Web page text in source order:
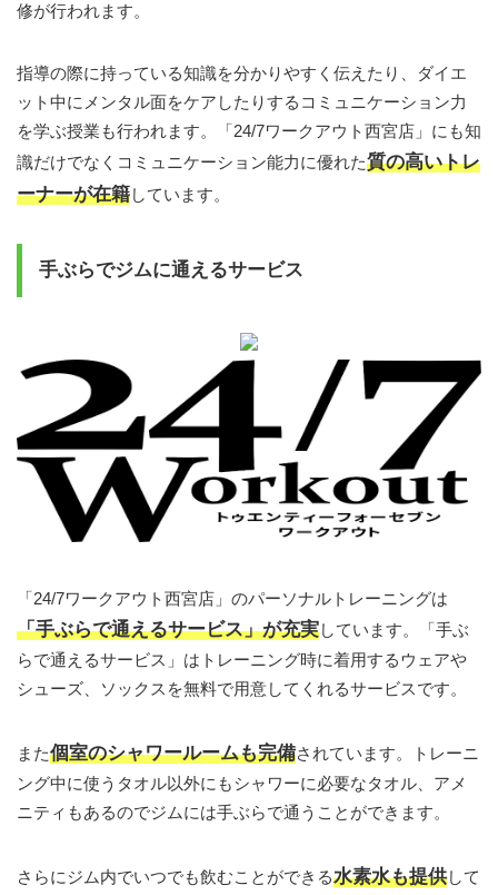
修が行われます。
指導の際に持っている知識を分かりやすく伝えたり、ダイエ
ット中にメンタル面をケアしたりするコミュニケーション力
を学ぶ授業も行われます。「24/7ワークアウト西宮店」にも知
識だけでなくコミュニケーション能力に優れた質の高いトレ
ーナーが在籍しています。
手ぶらでジムに通えるサービス
「24/7ワークアウト西宮店」のパーソナルトレーニングは
「手ぶらで通えるサービス」が充実しています。「手ぶ
らで通えるサービス」はトレーニング時に着用するウェアや
シューズ、ソックスを無料で用意してくれるサービスです。
また個室のシャワールームも完備されています。トレーニ
ング中に使うタオル以外にもシャワーに必要なタオル、アメ
ニティもあるのでジムには手ぶらで通うことができます。
さらにジム内でいつでも飲むことができる水素水も提供して